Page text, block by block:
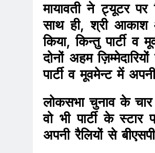
मायावती ने ट्यूटर
साथ ही, श्री आकाश
किया, किन्तु पार्टी
दोनों अहम
पार्टी व मूवमेन्ट में
लोकसभा चुनाव के
वो भी पार्टी के
अपनी रैलियों से